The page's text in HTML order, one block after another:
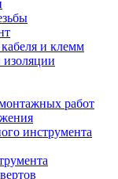
и клемм
изоляции
работ
инструмента